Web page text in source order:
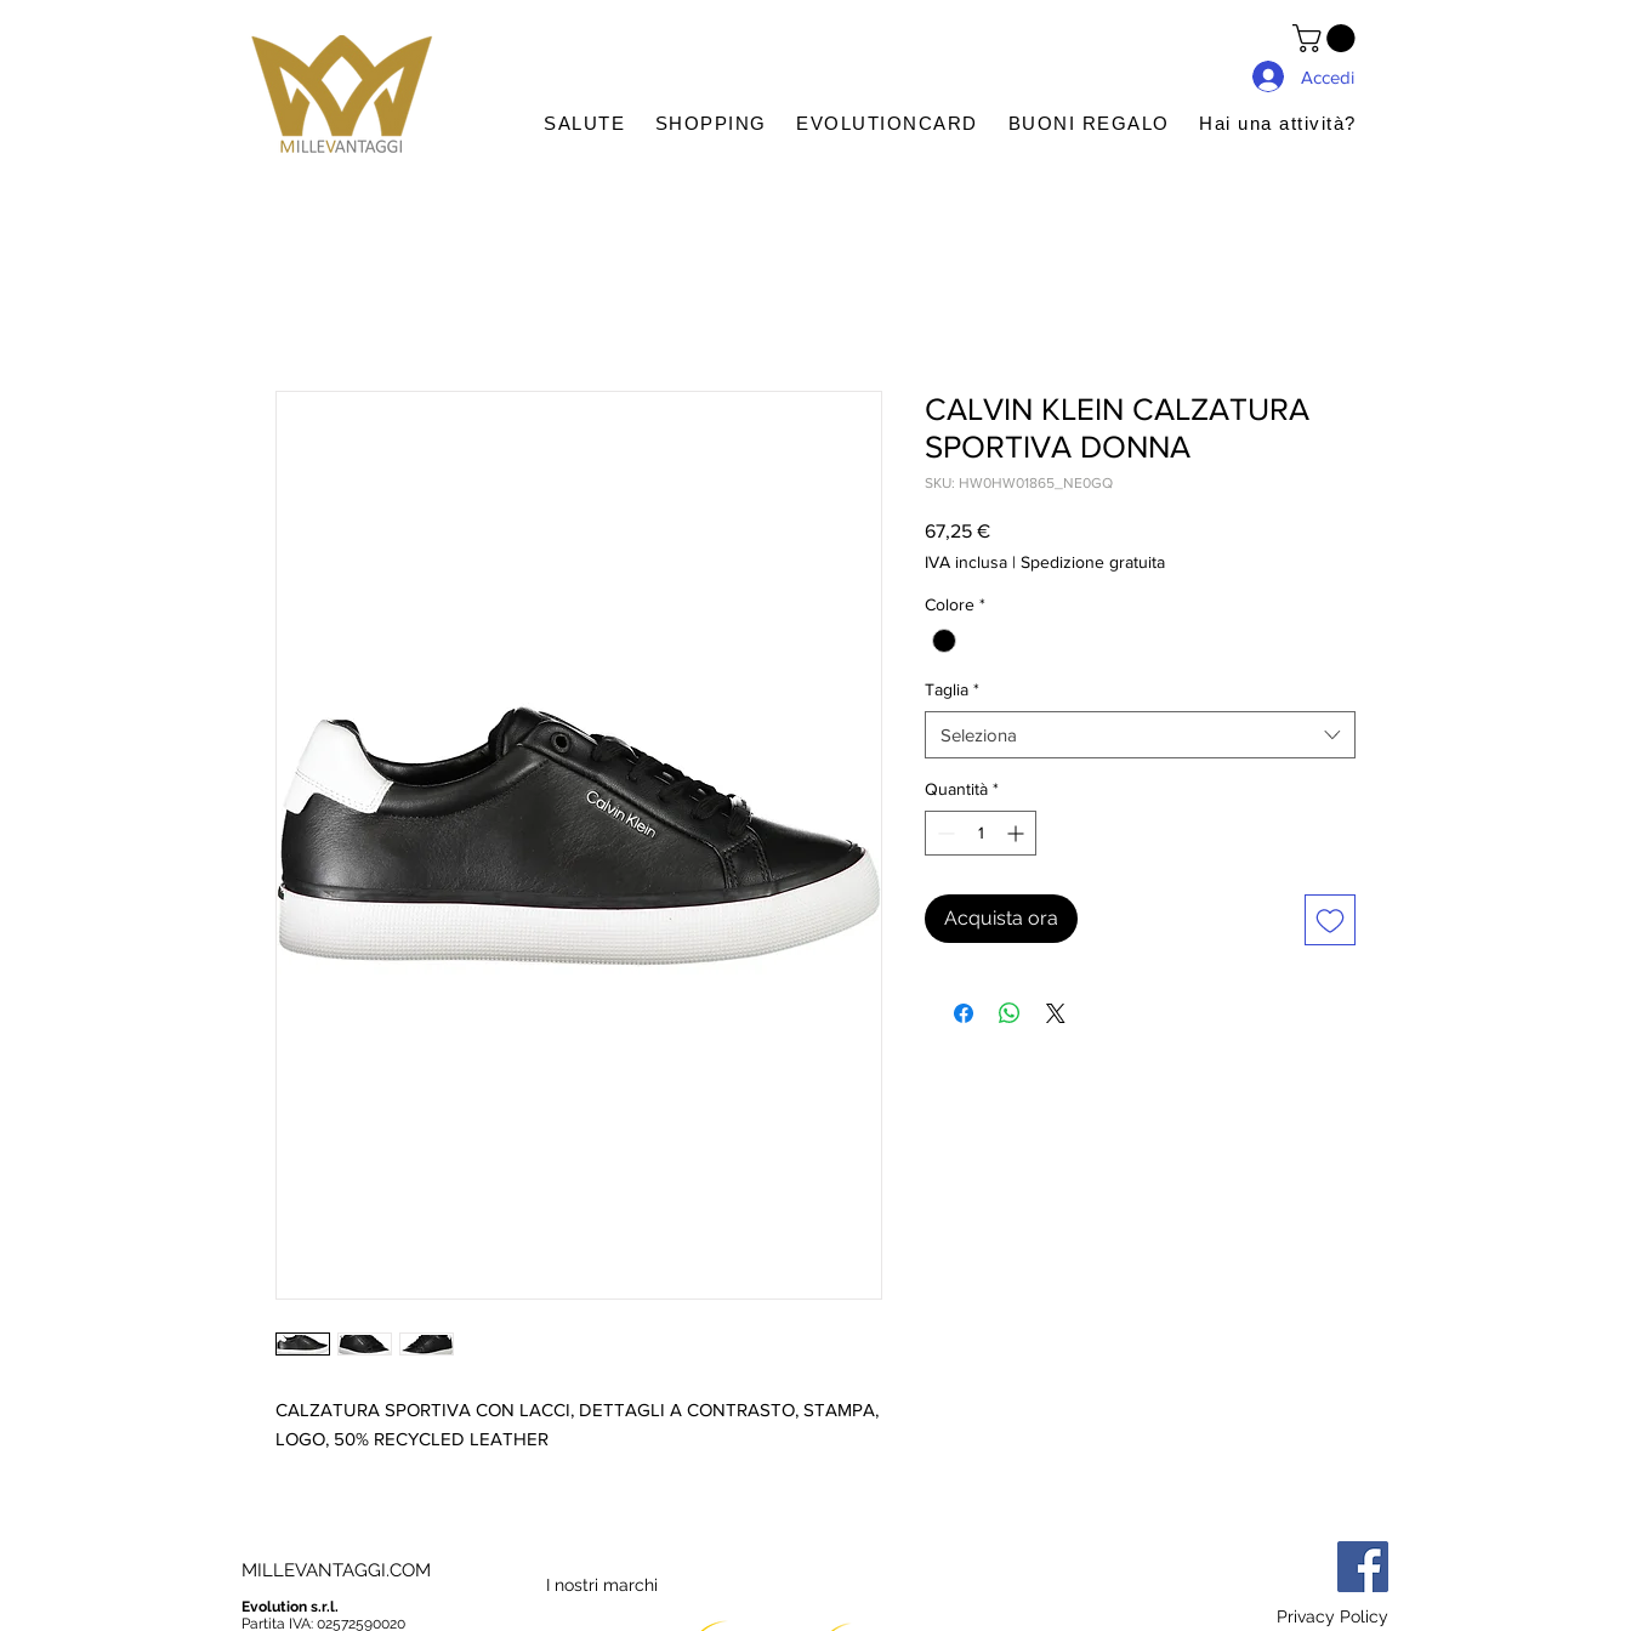
Accedi
SALUTE SHOPPING EVOLUTIONCARD BUONI REGALO Hai una attività?
CALZATURA SPORTIVA CON LACCI, DETTAGLI A CONTRASTO, STAMPA,
LOGO, 50% RECYCLED LEATHER
CALVIN KLEIN CALZATURA
SPORTIVA DONNA
SKU: HW0HW01865_NE0GQ
67,25 €Prezzo
IVA inclusa | Spedizione gratuita
Colore *
Taglia *
Seleziona
Quantità *
Acquista ora
MILLEVANTAGGI.COM
Evolution s.r.l.
Partita IVA: 02572590020
I nostri marchi
Privacy Policy